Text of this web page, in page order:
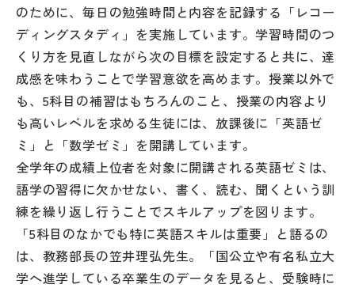
特集
NettyLandかわら版
その他
お問い合わせ
個人情報保護方針
サイトマップ
のために、毎日の勉強時間と内容を記録する「レコー
ディングスタディ」を実施しています。学習時間のつ
くり方を見直しながら次の目標を設定すると共に、達
成感を味わうことで学習意欲を高めます。授業以外で
も、5科目の補習はもちろんのこと、授業の内容より
も高いレベルを求める生徒には、放課後に「英語ゼ
ミ」と「数学ゼミ」を開講しています。
全学年の成績上位者を対象に開講される英語ゼミは、
語学の習得に欠かせない、書く、読む、聞くという訓
練を繰り返し行うことでスキルアップを図ります。
「5科目のなかでも特に英語スキルは重要」と語るの
は、教務部長の笠井理弘先生。「国公立や有名私立大
学へ進学している卒業生のデータを見ると、受験時に